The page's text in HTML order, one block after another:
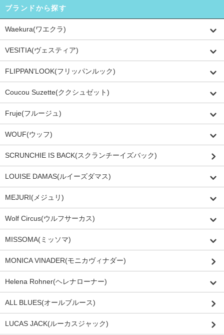
ブランドから探す
Waekura(ワエクラ)
VESITIA(ヴェスティア)
FLIPPAN'LOOK(フリッパンルック)
Coucou Suzette(ククシュゼット)
Fruje(フルージュ)
WOUF(ウッフ)
SCRUNCHIE IS BACK(スクランチーイズバック)
LOUISE DAMAS(ルイーズダマス)
MEJURI(メジュリ)
Wolf Circus(ウルフサーカス)
MISSOMA(ミッソマ)
MONICA VINADER(モニカヴィナダー)
Helena Rohner(ヘレナローナー)
ALL BLUES(オールブルース)
LUCAS JACK(ルーカスジャック)